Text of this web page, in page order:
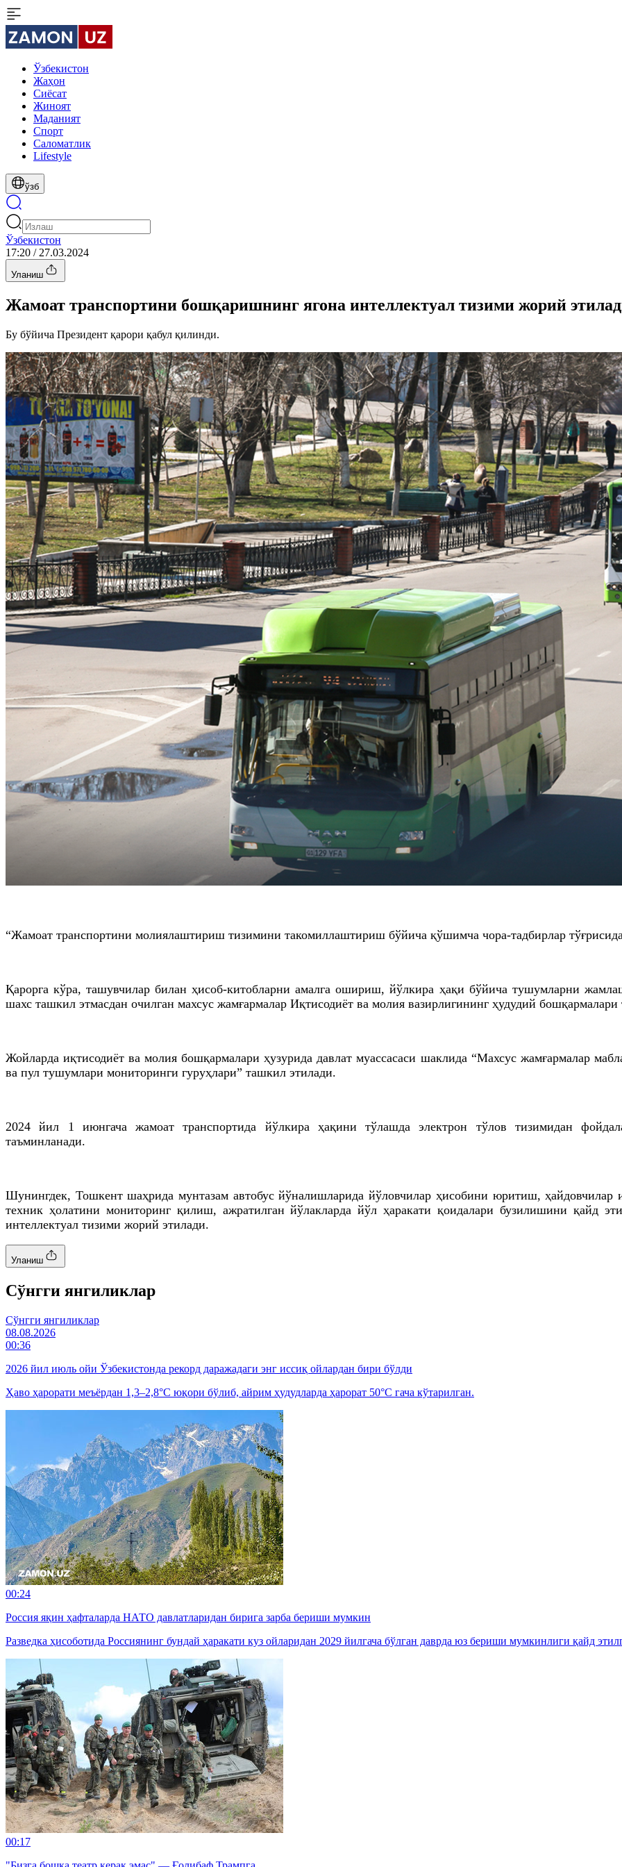
Ўзбекистон
Жаҳон
Сиёсат
Жиноят
Маданият
Спорт
Cаломатлик
Lifestyle
ўзб
Ўзбекистон
17:20 / 27.03.2024
Уланиш
Жамоат транспортини бошқаришнинг ягона интеллектуал тизими жорий
Бу бўйича Президент қарори қабул қилинди.
“Жамоат транспортини молиялаштириш тизимини такомиллаштириш бўйича қўшимча чора-тадбирлар
Қарорга кўра, ташувчилар билан ҳисоб-китобларни амалга ошириш, йўлкира ҳақи бўйича тушумларни
шахс ташкил этмасдан очилган махсус жамғармалар Иқтисодиёт ва молия вазирлигининг ҳудудий бошқармалари
Жойларда иқтисодиёт ва молия бошқармалари ҳузурида давлат муассасаси шаклида “Махсус жамғармалар
ва пул тушумлари мониторинги гуруҳлари” ташкил этилади.
2024 йил 1 июнгача жамоат транспортида йўлкира ҳақини тўлашда электрон тўлов тизимидан
таъминланади.
Шунингдек, Тошкент шаҳрида мунтазам автобус йўналишларида йўловчилар ҳисобини юритиш,
техник ҳолатини мониторинг қилиш, ажратилган йўлакларда йўл ҳаракати қоидалари бузилишини қайд
интеллектуал тизими жорий этилади.
Уланиш
Cўнгги янгиликлар
Cўнгги янгиликлар
08.08.2026
00:36
2026 йил июль ойи Ўзбекистонда рекорд даражадаги энг иссиқ ойлардан бири бўлди
Ҳаво ҳарорати меъёрдан 1,3–2,8°C юқори бўлиб, айрим ҳудудларда ҳарорат 50°C гача кўтарилган.
00:24
Россия яқин ҳафталарда НАТО давлатларидан бирига зарба бериши мумкин
Разведка ҳисоботида Россиянинг бундай ҳаракати куз ойларидан 2029 йилгача бўлган даврда юз бериши мумкинлиги қайд
00:17